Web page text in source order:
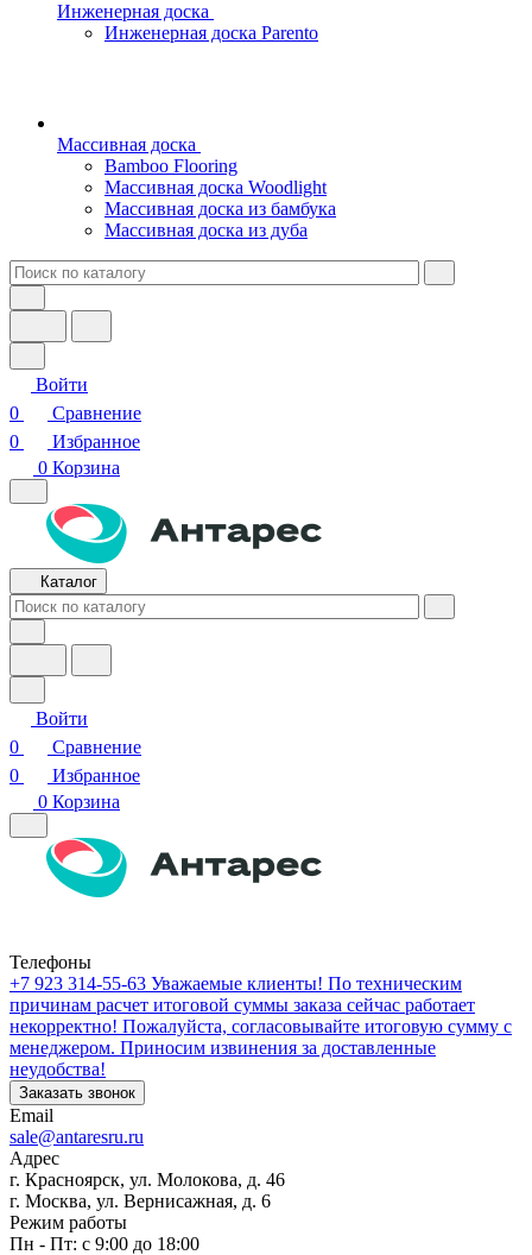
Инженерная доска
Инженерная доска Parento
Массивная доска
Bamboo Flooring
Массивная доска Woodlight
Массивная доска из бамбука
Массивная доска из дуба
Войти
0
Сравнение
0
Избранное
0 Корзина
Каталог
Войти
0
Сравнение
0
Избранное
0 Корзина
Телефоны
+7 923 314-55-63 Уважаемые клиенты! По техническим
причинам расчет итоговой суммы заказа сейчас работает
некорректно! Пожалуйста, согласовывайте итоговую сумму с
менеджером. Приносим извинения за доставленные
неудобства!
Заказать звонок
Email
sale@antaresru.ru
Адрес
г. Красноярск, ул. Молокова, д. 46
г. Москва, ул. Вернисажная, д. 6
Режим работы
Пн - Пт: с 9:00 до 18:00